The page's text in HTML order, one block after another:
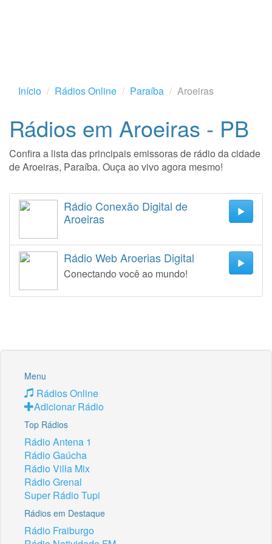
Início Rádios Online Paraíba Aroeiras
Rádios em Aroeiras - PB
Confira a lista das principais emissoras de rádio da cidade
de Aroeiras, Paraíba. Ouça ao vivo agora mesmo!
Rádio Conexão Digital de
Aroeiras
Rádio Web Aroerias Digital
Conectando você ao mundo!
Menu
Rádios Online
Adicionar Rádio
Top Rádios
Rádio Antena 1
Rádio Gaúcha
Rádio Villa Mix
Rádio Grenal
Super Rádio Tupi
Rádios em Destaque
Rádio Fraiburgo